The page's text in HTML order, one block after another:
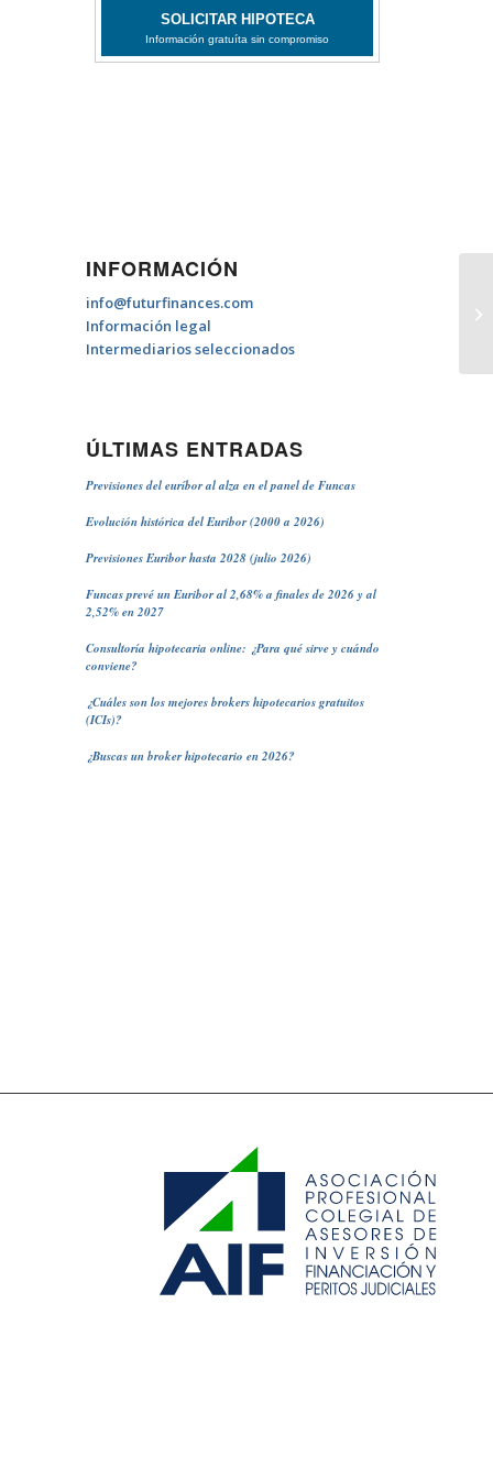
INFORMACIÓN
info@futurfinances.com
Información legal
Intermediarios seleccionados
ÚLTIMAS ENTRADAS
Previsiones del euríbor al alza en el panel de Funcas
Evolución histórica del Euribor (2000 a 2026)
Previsiones Euribor hasta 2028 (julio 2026)
Funcas prevé un Euribor al 2,68% a finales de 2026 y al
2,52% en 2027
Consultoría hipotecaria online: ¿Para qué sirve y cuándo
conviene?
¿Cuáles son los mejores brokers hipotecarios gratuitos
(ICIs)?
¿Buscas un broker hipotecario en 2026?